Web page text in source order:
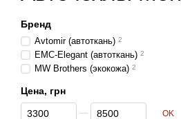
Бренд
Avtomir (автоткань) 2
EMC-Elegant (автоткань) 2
MW Brothers (экокожа) 2
Цена, грн
От Цена, грн
До Цена, грн OK